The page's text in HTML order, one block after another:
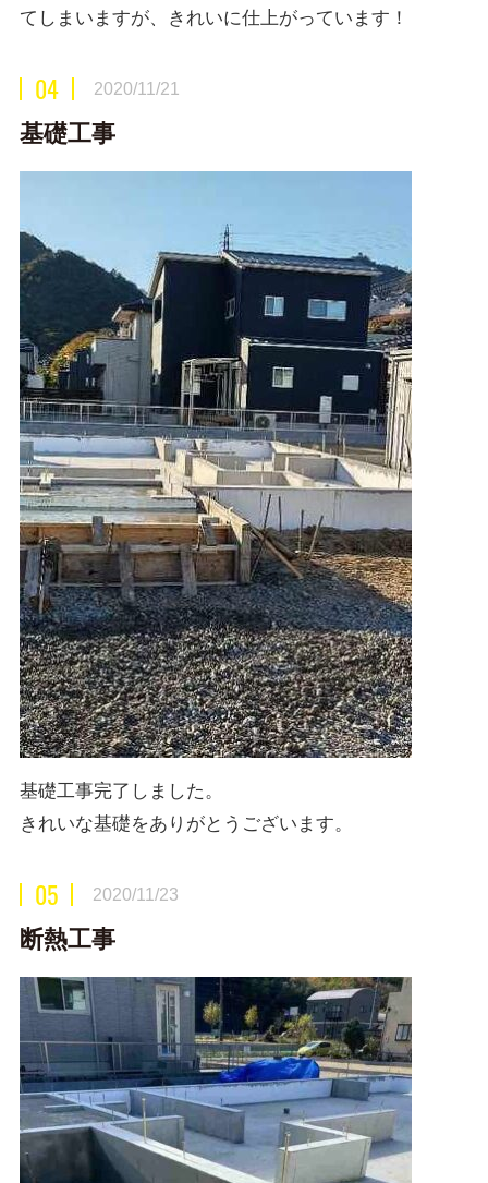
てしまいますが、きれいに仕上がっています！
04 2020/11/21
基礎工事
基礎工事完了しました。
きれいな基礎をありがとうございます。
05 2020/11/23
断熱工事